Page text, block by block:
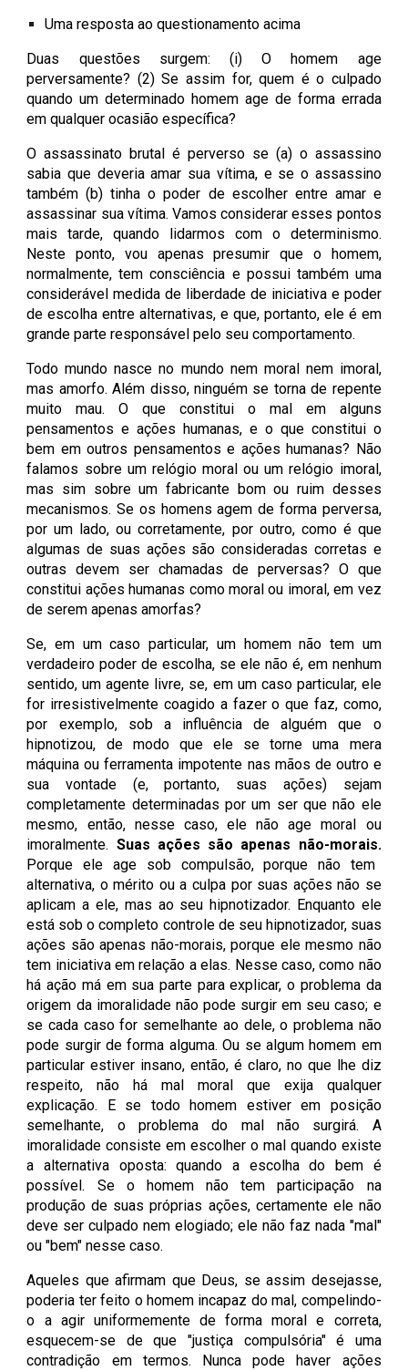
Uma resposta ao questionamento acima
Duas questões surgem: (i) O homem age
perversamente? (2) Se assim for, quem é o culpado
quando um determinado homem age de forma errada
em qualquer ocasião específica?
O assassinato brutal é perverso se (a) o assassino
sabia que deveria amar sua vítima, e se o assassino
também (b) tinha o poder de escolher entre amar e
assassinar sua vítima. Vamos considerar esses pontos
mais tarde, quando lidarmos com o determinismo.
Neste ponto, vou apenas presumir que o homem,
normalmente, tem consciência e possui também uma
considerável medida de liberdade de iniciativa e poder
de escolha entre alternativas, e que, portanto, ele é em
grande parte responsável pelo seu comportamento.
Todo mundo nasce no mundo nem moral nem imoral,
mas amorfo. Além disso, ninguém se torna de repente
muito mau. O que constitui o mal em alguns
pensamentos e ações humanas, e o que constitui o
bem em outros pensamentos e ações humanas? Não
falamos sobre um relógio moral ou um relógio imoral,
mas sim sobre um fabricante bom ou ruim desses
mecanismos. Se os homens agem de forma perversa,
por um lado, ou corretamente, por outro, como é que
algumas de suas ações são consideradas corretas e
outras devem ser chamadas de perversas? O que
constitui ações humanas como moral ou imoral, em vez
de serem apenas amorfas?
Se, em um caso particular, um homem não tem um
verdadeiro poder de escolha, se ele não é, em nenhum
sentido, um agente livre, se, em um caso particular, ele
for irresistivelmente coagido a fazer o que faz, como,
por exemplo, sob a influência de alguém que o
hipnotizou, de modo que ele se torne uma mera
máquina ou ferramenta impotente nas mãos de outro e
sua vontade (e, portanto, suas ações) sejam
completamente determinadas por um ser que não ele
mesmo, então, nesse caso, ele não age moral ou
imoralmente. Suas ações são apenas não-morais.
Porque ele age sob compulsão, porque não tem
alternativa, o mérito ou a culpa por suas ações não se
aplicam a ele, mas ao seu hipnotizador. Enquanto ele
está sob o completo controle de seu hipnotizador, suas
ações são apenas não-morais, porque ele mesmo não
tem iniciativa em relação a elas. Nesse caso, como não
há ação má em sua parte para explicar, o problema da
origem da imoralidade não pode surgir em seu caso; e
se cada caso for semelhante ao dele, o problema não
pode surgir de forma alguma. Ou se algum homem em
particular estiver insano, então, é claro, no que lhe diz
respeito, não há mal moral que exija qualquer
explicação. E se todo homem estiver em posição
semelhante, o problema do mal não surgirá. A
imoralidade consiste em escolher o mal quando existe
a alternativa oposta: quando a escolha do bem é
possível. Se o homem não tem participação na
produção de suas próprias ações, certamente ele não
deve ser culpado nem elogiado; ele não faz nada "mal"
ou "bem" nesse caso.
Aqueles que afirmam que Deus, se assim desejasse,
poderia ter feito o homem incapaz do mal, compelindo-
o a agir uniformemente de forma moral e correta,
esquecem-se de que "justiça compulsória" é uma
contradição em termos. Nunca pode haver ações